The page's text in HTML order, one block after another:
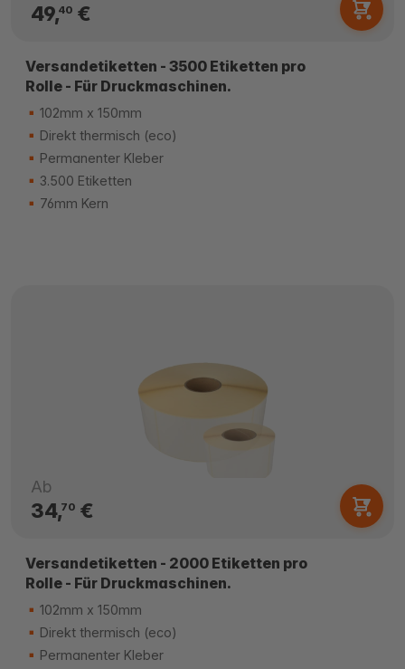
49,40€
Versandetiketten - 3500 Etiketten pro
Rolle - Für Druckmaschinen.
102mm x 150mm
Direkt thermisch (eco)
Permanenter Kleber
3.500 Etiketten
76mm Kern
Ab
34,70€
Versandetiketten - 2000 Etiketten pro
Rolle - Für Druckmaschinen.
102mm x 150mm
Direkt thermisch (eco)
Permanenter Kleber